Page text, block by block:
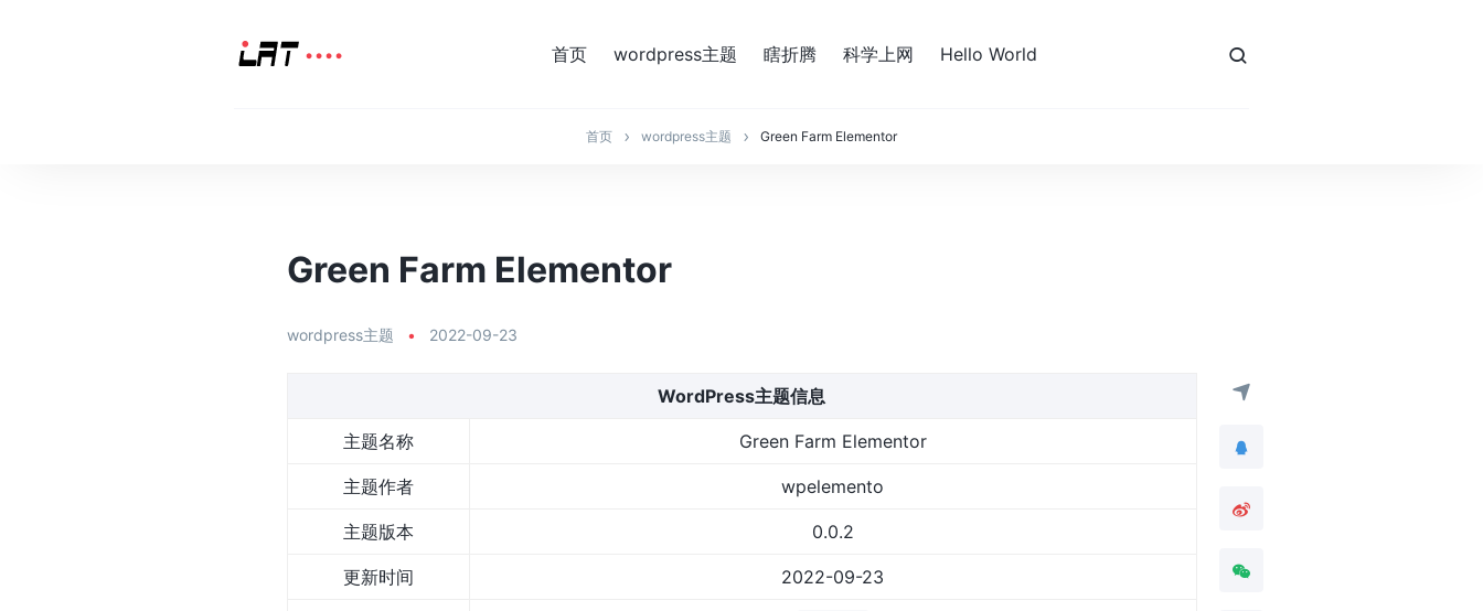
首页 wordpress主题 瞎折腾 科学上网 Hello World
首页 wordpress主题 Green Farm Elementor
Green Farm Elementor
wordpress主题 • 2022-09-23
WordPress主题信息
主题名称 Green Farm Elementor
主题作者 wpelemento
主题版本 0.0.2
更新时间 2022-09-23